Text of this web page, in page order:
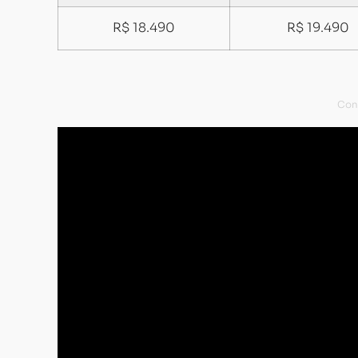
R$ 18.490 R$ 19.490